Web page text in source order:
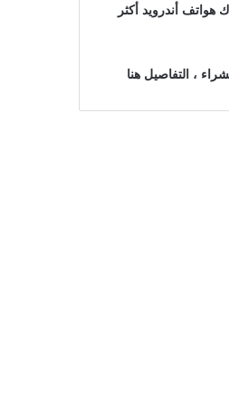
هواتف أندرويد أكثر
، التفاصيل هنا